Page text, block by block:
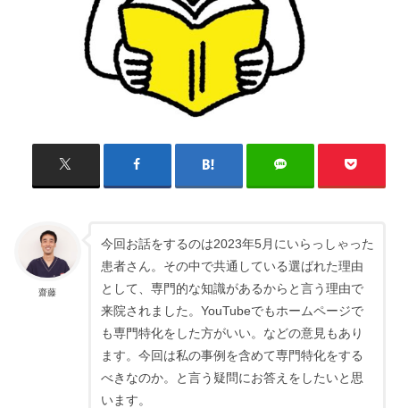
齋藤
今回お話をするのは2023年5月にいらっしゃった
患者さん。その中で共通している選ばれた理由
として、専門的な知識があるからと言う理由で
来院されました。YouTubeでもホームページで
も専門特化をした方がいい。などの意見もあり
ます。今回は私の事例を含めて専門特化をする
べきなのか。と言う疑問にお答えをしたいと思
います。